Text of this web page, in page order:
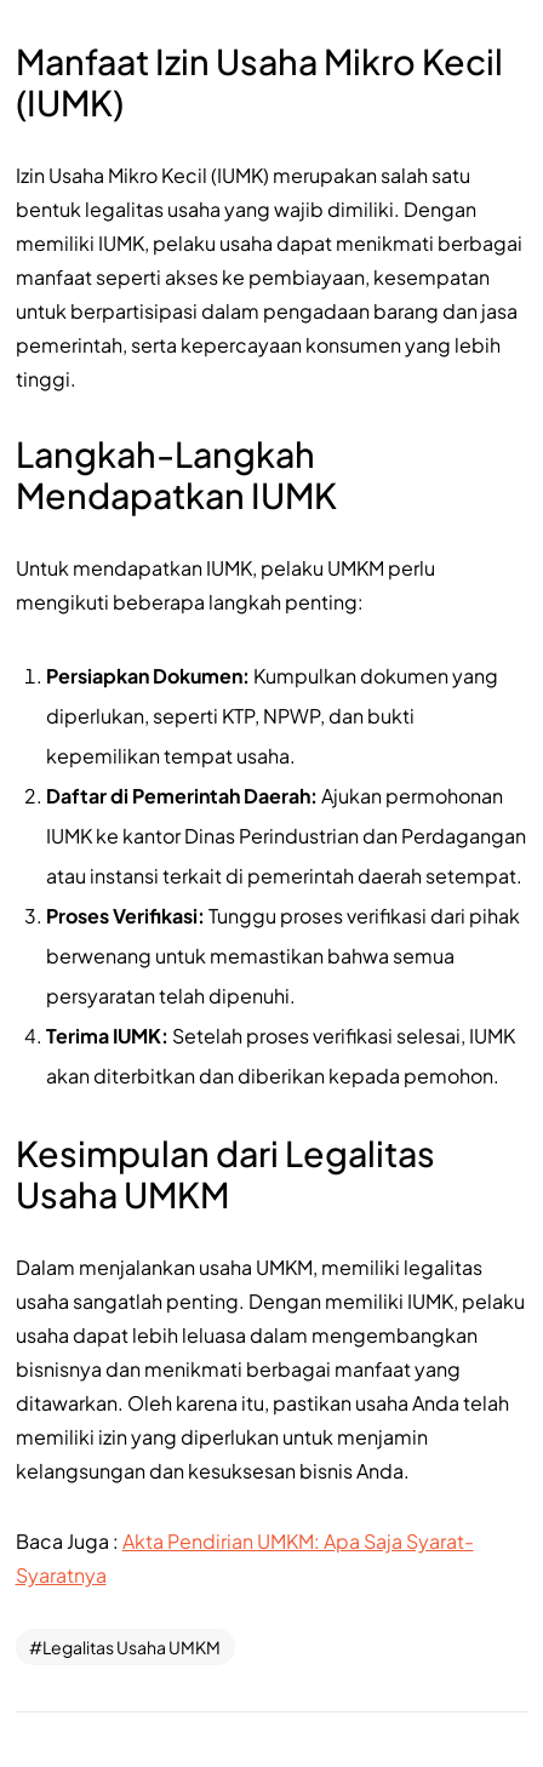
Manfaat Izin Usaha Mikro Kecil
(IUMK)
Izin Usaha Mikro Kecil (IUMK) merupakan salah satu
bentuk legalitas usaha yang wajib dimiliki. Dengan
memiliki IUMK, pelaku usaha dapat menikmati berbagai
manfaat seperti akses ke pembiayaan, kesempatan
untuk berpartisipasi dalam pengadaan barang dan jasa
pemerintah, serta kepercayaan konsumen yang lebih
tinggi.
Langkah-Langkah
Mendapatkan IUMK
Untuk mendapatkan IUMK, pelaku UMKM perlu
mengikuti beberapa langkah penting:
Persiapkan Dokumen: Kumpulkan dokumen yang
diperlukan, seperti KTP, NPWP, dan bukti
kepemilikan tempat usaha.
Daftar di Pemerintah Daerah: Ajukan permohonan
IUMK ke kantor Dinas Perindustrian dan Perdagangan
atau instansi terkait di pemerintah daerah setempat.
Proses Verifikasi: Tunggu proses verifikasi dari pihak
berwenang untuk memastikan bahwa semua
persyaratan telah dipenuhi.
Terima IUMK: Setelah proses verifikasi selesai, IUMK
akan diterbitkan dan diberikan kepada pemohon.
Kesimpulan dari Legalitas
Usaha UMKM
Dalam menjalankan usaha UMKM, memiliki legalitas
usaha sangatlah penting. Dengan memiliki IUMK, pelaku
usaha dapat lebih leluasa dalam mengembangkan
bisnisnya dan menikmati berbagai manfaat yang
ditawarkan. Oleh karena itu, pastikan usaha Anda telah
memiliki izin yang diperlukan untuk menjamin
kelangsungan dan kesuksesan bisnis Anda.
Baca Juga : Akta Pendirian UMKM: Apa Saja Syarat-
Syaratnya
Legalitas Usaha UMKM